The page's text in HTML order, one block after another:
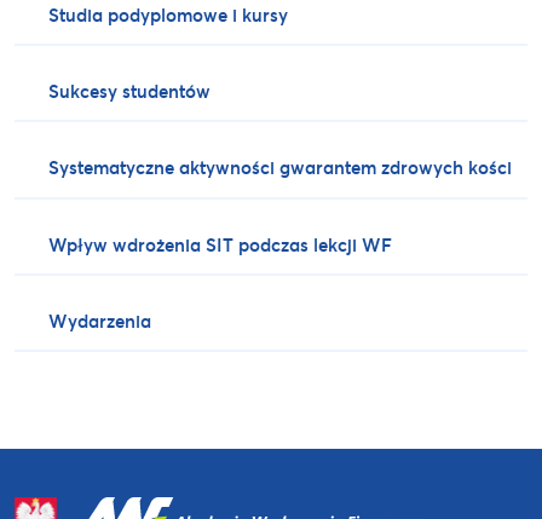
Studia podyplomowe i kursy
Sukcesy studentów
Systematyczne aktywności gwarantem zdrowych kości
Wpływ wdrożenia SIT podczas lekcji WF
Wydarzenia